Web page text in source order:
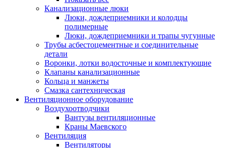
Канализационные люки
Люки, дождеприемники и колодцы
полимерные
Люки, дождеприемники и трапы чугунные
Трубы асбестоцементные и соединительные
детали
Воронки, лотки водосточные и комплектующие
Клапаны канализационные
Кольца и манжеты
Смазка сантехническая
Вентиляционное оборудование
Воздухоотводчики
Вантузы вентиляционные
Краны Маевского
Вентиляция
Вентиляторы